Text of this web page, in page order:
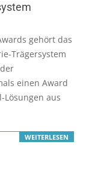
gehört das
Trägersystem
einen Award
aus
WEITERLESEN